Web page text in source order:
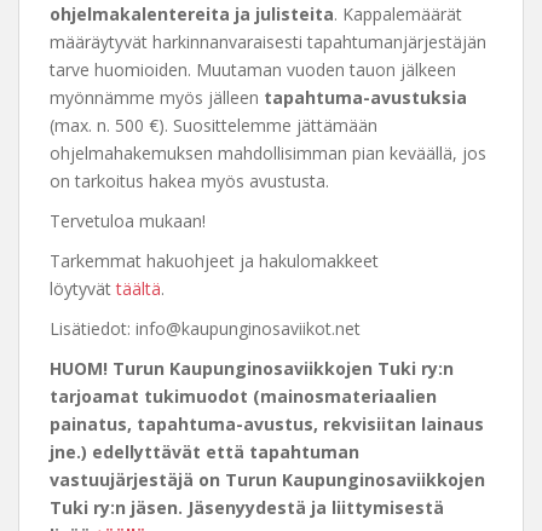
ohjelmakalentereita ja julisteita. Kappalemäärät
määräytyvät harkinnanvaraisesti tapahtumanjärjestäjän
tarve huomioiden. Muutaman vuoden tauon jälkeen
myönnämme myös jälleen tapahtuma-avustuksia
(max. n. 500 €). Suosittelemme jättämään
ohjelmahakemuksen mahdollisimman pian keväällä, jos
on tarkoitus hakea myös avustusta.
Tervetuloa mukaan!
Tarkemmat hakuohjeet ja hakulomakkeet
löytyvättäältä.
Lisätiedot: info@kaupunginosaviikot.net
HUOM! Turun Kaupunginosaviikkojen Tuki ry:n
tarjoamat tukimuodot (mainosmateriaalien
painatus, tapahtuma-avustus, rekvisiitan lainaus
jne.) edellyttävät että tapahtuman
vastuujärjestäjä on Turun Kaupunginosaviikkojen
Tuki ry:n jäsen. Jäsenyydestä ja liittymisestä